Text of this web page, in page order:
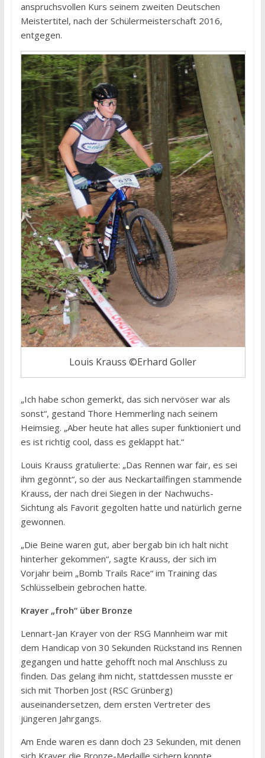
anspruchsvollen Kurs seinem zweiten Deutschen
Meistertitel, nach der Schülermeisterschaft 2016,
entgegen.
Louis Krauss ©Erhard Goller
„Ich habe schon gemerkt, das sich nervöser war als
sonst“, gestand Thore Hemmerling nach seinem
Heimsieg. „Aber heute hat alles super funktioniert und
es ist richtig cool, dass es geklappt hat.“
Louis Krauss gratulierte: „Das Rennen war fair, es sei
ihm gegönnt“, so der aus Neckartailfingen stammende
Krauss, der nach drei Siegen in der Nachwuchs-
Sichtung als Favorit gegolten hatte und natürlich gerne
gewonnen.
„Die Beine waren gut, aber bergab bin ich halt nicht
hinterher gekommen“, sagte Krauss, der sich im
Vorjahr beim „Bomb Trails Race“ im Training das
Schlüsselbein gebrochen hatte.
Krayer „froh“ über Bronze
Lennart-Jan Krayer von der RSG Mannheim war mit
dem Handicap von 30 Sekunden Rückstand ins Rennen
gegangen und hatte gehofft noch mal Anschluss zu
finden. Das gelang ihm nicht, stattdessen musste er
sich mit Thorben Jost (RSC Grünberg)
auseinandersetzen, dem ersten Vertreter des
jüngeren Jahrgangs.
Am Ende waren es dann doch 23 Sekunden, mit denen
sich Krayer die Bronze-Medaille sichern konnte.